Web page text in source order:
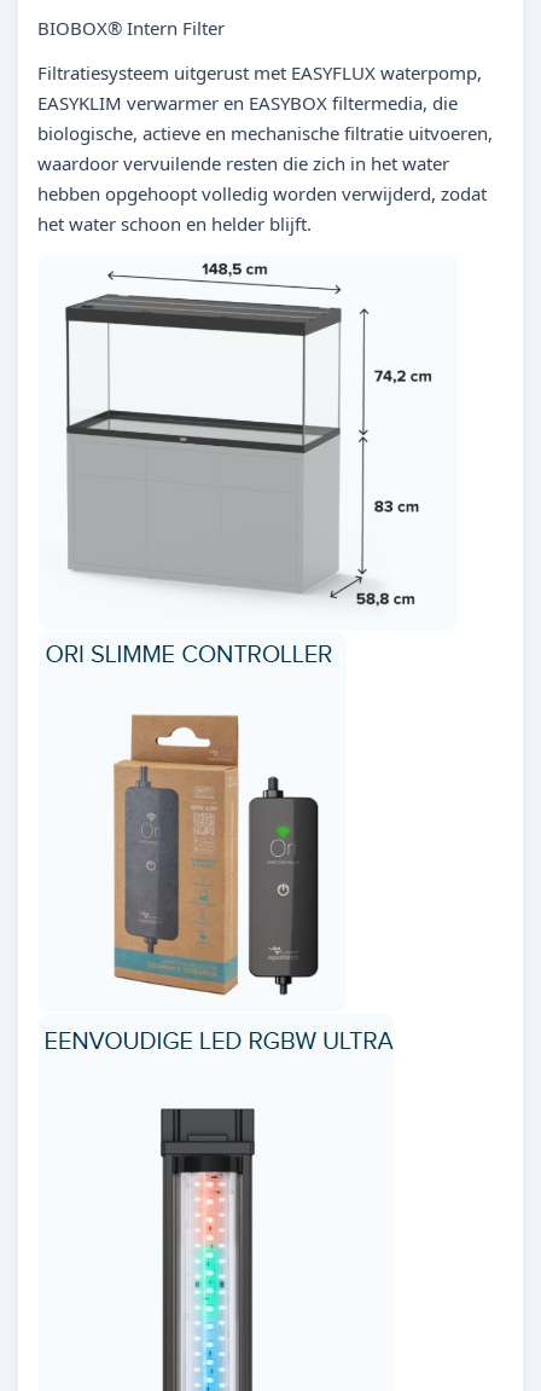
BIOBOX® Intern Filter
Filtratiesysteem uitgerust met EASYFLUX waterpomp,
EASYKLIM verwarmer en EASYBOX filtermedia, die
biologische, actieve en mechanische filtratie uitvoeren,
waardoor vervuilende resten die zich in het water
hebben opgehoopt volledig worden verwijderd, zodat
het water schoon en helder blijft.